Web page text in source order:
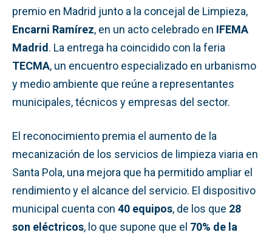
premio en Madrid junto a la concejal de Limpieza,
Encarni Ramírez, en un acto celebrado en IFEMA
Madrid. La entrega ha coincidido con la feria
TECMA, un encuentro especializado en urbanismo
y medio ambiente que reúne a representantes
municipales, técnicos y empresas del sector.
El reconocimiento premia el aumento de la
mecanización de los servicios de limpieza viaria en
Santa Pola, una mejora que ha permitido ampliar el
rendimiento y el alcance del servicio. El dispositivo
municipal cuenta con 40 equipos, de los que 28
son eléctricos, lo que supone que el 70% de la